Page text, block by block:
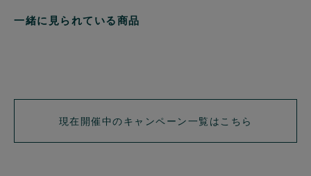
一緒に見られている商品
現在開催中のキャンペーン一覧はこちら